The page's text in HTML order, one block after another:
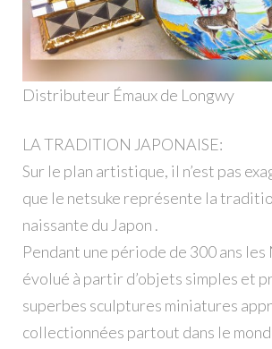
Distributeur Émaux de Longwy
LA TRADITION JAPONAISE:
Sur le plan artistique, il n’est pas
que le netsuke représente la
naissante du Japon .
Pendant une période de 300 ans les
évolué à partir d’objets simples et
superbes sculptures miniatures
collectionnées partout dans le